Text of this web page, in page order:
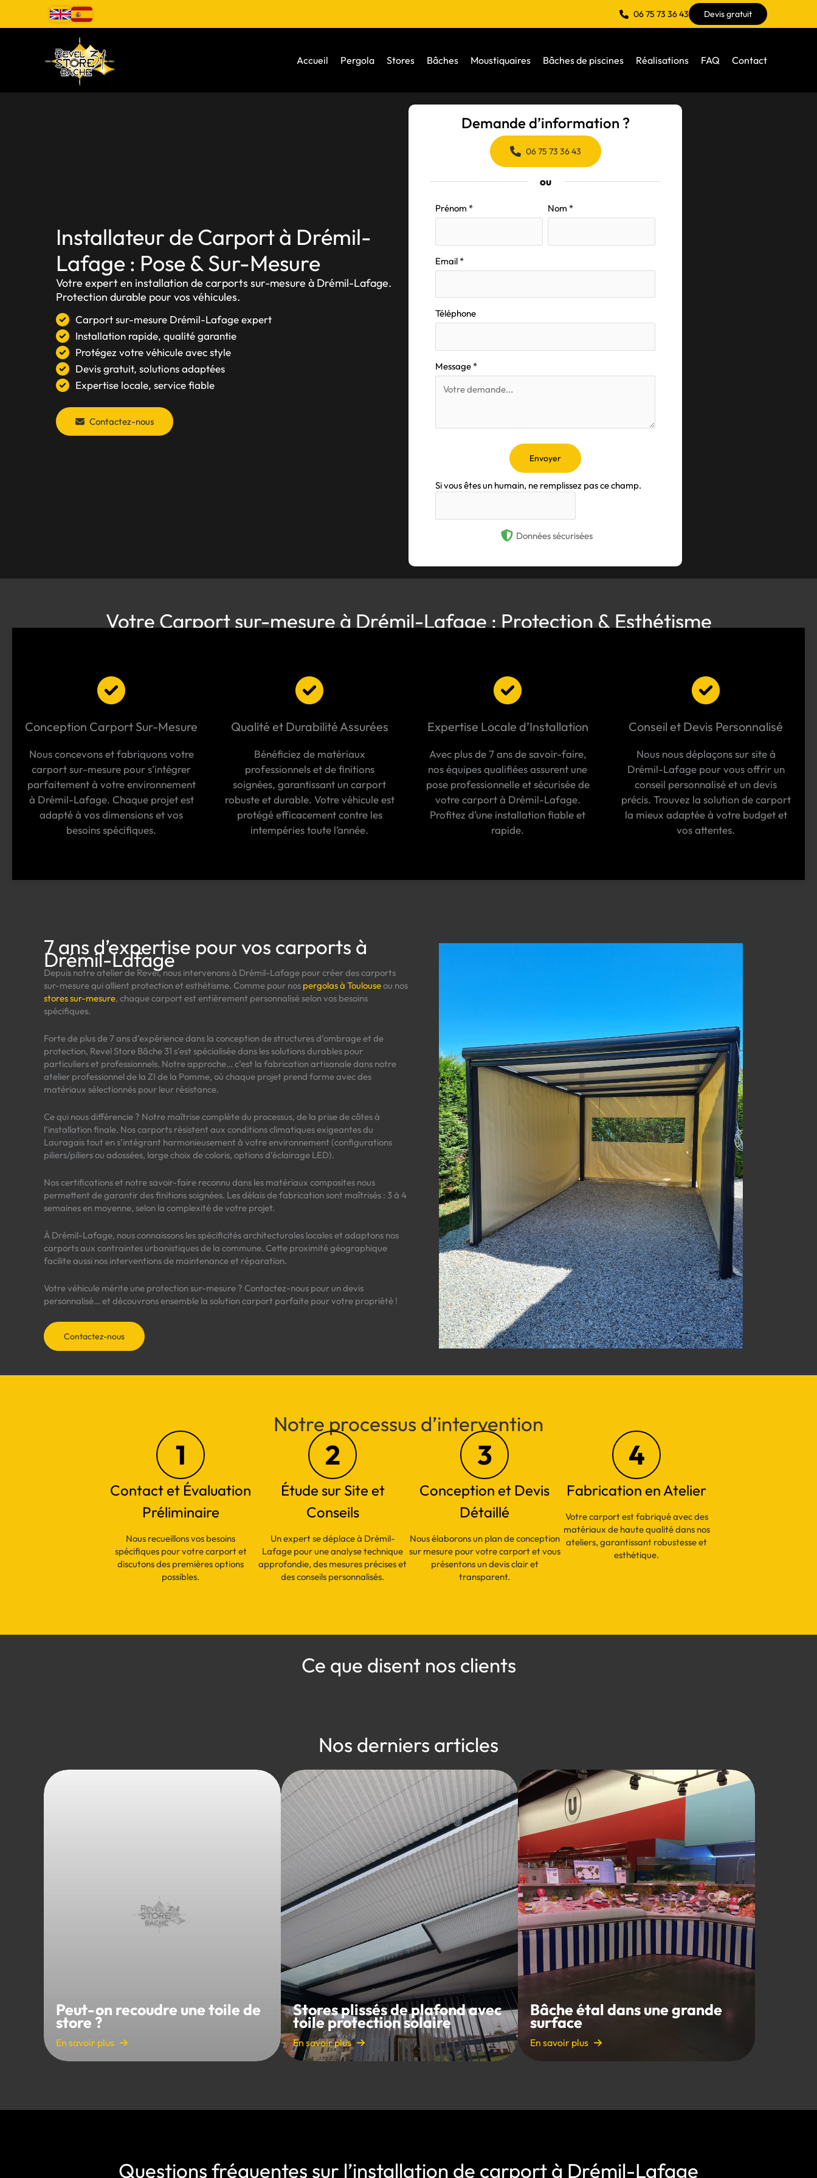
contenu
06 75 73 36 43 Devis gratuit
Accueil Pergola Stores Bâches Moustiquaires Bâches de piscines Réalisations FAQ Contact
Installateur de Carport à Drémil-
Lafage : Pose & Sur-Mesure
Votre expert en installation de carports sur-mesure à Drémil-Lafage.
Protection durable pour vos véhicules.
Carport sur-mesure Drémil-Lafage expert
Installation rapide, qualité garantie
Protégez votre véhicule avec style
Devis gratuit, solutions adaptées
Expertise locale, service fiable
Contactez-nous
Demande d’information ?
06 75 73 36 43
ou
Formulaire
simple
téléphone
Prénom * Nom *
Email *
Téléphone
Message *
Envoyer
Si vous êtes un humain, ne remplissez pas ce champ.
Données sécurisées
Votre Carport sur-mesure à Drémil-Lafage : Protection & Esthétisme
Conception Carport Sur-Mesure
Nous concevons et fabriquons votre
carport sur-mesure pour s’intégrer
parfaitement à votre environnement
à Drémil-Lafage. Chaque projet est
adapté à vos dimensions et vos
besoins spécifiques.
Qualité et Durabilité Assurées
Bénéficiez de matériaux
professionnels et de finitions
soignées, garantissant un carport
robuste et durable. Votre véhicule est
protégé efficacement contre les
intempéries toute l’année.
Expertise Locale d’Installation
Avec plus de 7 ans de savoir-faire,
nos équipes qualifiées assurent une
pose professionnelle et sécurisée de
votre carport à Drémil-Lafage.
Profitez d’une installation fiable et
rapide.
Conseil et Devis Personnalisé
Nous nous déplaçons sur site à
Drémil-Lafage pour vous offrir un
conseil personnalisé et un devis
précis. Trouvez la solution de carport
la mieux adaptée à votre budget et
vos attentes.
7 ans d’expertise pour vos carports à
Drémil-Lafage
Depuis notre atelier de Revel, nous intervenons à Drémil-Lafage pour créer des carports
sur-mesure qui allient protection et esthétisme. Comme pour nos pergolas à Toulouseou nos
stores sur-mesure, chaque carport est entièrement personnalisé selon vos besoins
spécifiques.
Forte de plus de 7 ans d’expérience dans la conception de structures d’ombrage et de
protection, Revel Store Bâche 31 s’est spécialisée dans les solutions durables pour
particuliers et professionnels. Notre approche… c’est la fabrication artisanale dans notre
atelier professionnel de la ZI de la Pomme, où chaque projet prend forme avec des
matériaux sélectionnés pour leur résistance.
Ce qui nous différencie ? Notre maîtrise complète du processus, de la prise de côtes à
l’installation finale. Nos carports résistent aux conditions climatiques exigeantes du
Lauragais tout en s’intégrant harmonieusement à votre environnement (configurations
piliers/piliers ou adossées, large choix de coloris, options d’éclairage LED).
Nos certifications et notre savoir-faire reconnu dans les matériaux composites nous
permettent de garantir des finitions soignées. Les délais de fabrication sont maîtrisés : 3 à 4
semaines en moyenne, selon la complexité de votre projet.
À Drémil-Lafage, nous connaissons les spécificités architecturales locales et adaptons nos
carports aux contraintes urbanistiques de la commune. Cette proximité géographique
facilite aussi nos interventions de maintenance et réparation.
Votre véhicule mérite une protection sur-mesure ? Contactez-nous pour un devis
personnalisé… et découvrons ensemble la solution carport parfaite pour votre propriété !
Contactez-nous
Notre processus d’intervention
1
Contact et Évaluation
Préliminaire
Nous recueillons vos besoins
spécifiques pour votre carport et
discutons des premières options
possibles.
2
Étude sur Site et
Conseils
Un expert se déplace à Drémil-
Lafage pour une analyse technique
approfondie, des mesures précises et
des conseils personnalisés.
3
Conception et Devis
Détaillé
Nous élaborons un plan de conception
sur mesure pour votre carport et vous
présentons un devis clair et
transparent.
4
Fabrication en Atelier
Votre carport est fabriqué avec des
matériaux de haute qualité dans nos
ateliers, garantissant robustesse et
esthétique.
Ce que disent nos clients
Nos derniers articles
Peut-on recoudre une toile de
store ?
En savoir plus
Stores plissés de plafond avec
toile protection solaire
En savoir plus
Bâche étal dans une grande
surface
En savoir plus
Questions fréquentes sur l’installation de carport à Drémil-Lafage